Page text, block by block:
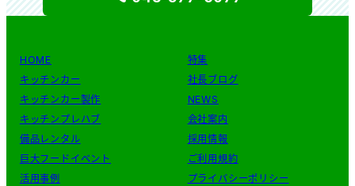
HOME
キッチンカー
キッチンカー製作
キッチンプレハブ
備品レンタル
巨大フードイベント
活用事例
特集
社長ブログ
NEWS
会社案内
採用情報
ご利用規約
プライバシーポリシー